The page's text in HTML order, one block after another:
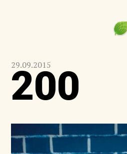
29.09.2015
200